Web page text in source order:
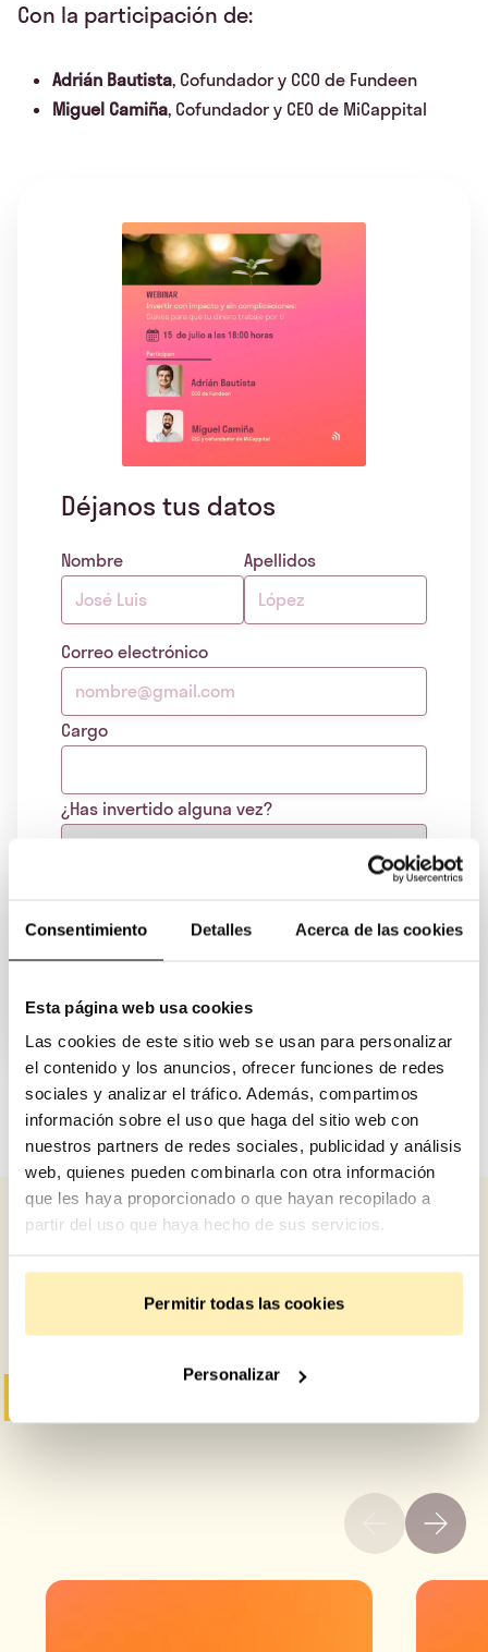
Consentimiento Detalles Acerca de las cookies
Esta página web usa cookies
Las cookies de este sitio web se usan para personalizar
el contenido y los anuncios, ofrecer funciones de redes
sociales y analizar el tráfico. Además, compartimos
información sobre el uso que haga del sitio web con
nuestros partners de redes sociales, publicidad y análisis
web, quienes pueden combinarla con otra información
que les haya proporcionado o que hayan recopilado a
partir del uso que haya hecho de sus servicios.
Permitir todas las cookies
Personalizar
Con la participación de:
Adrián Bautista, Cofundador y CCO de Fundeen
Miguel Camiña, Cofundador y CEO de MiCappital
Déjanos tus datos
Nombre Apellidos
Correo electrónico
Cargo
¿Has invertido alguna vez?
Acepto recibir información sobre
oportunidades de inversión en Fundeen.
¿Te gustó esto?
Mira estos otros: